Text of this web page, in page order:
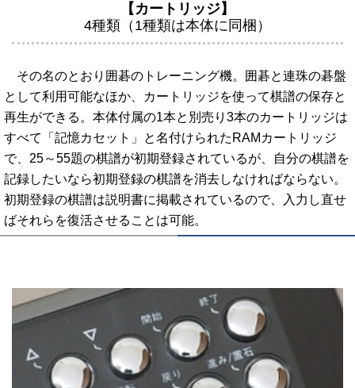
【カートリッジ】
4種類（1種類は本体に同梱）
その名のとおり囲碁のトレーニング機。囲碁と連珠の碁盤
として利用可能なほか、カートリッジを使って棋譜の保存と
再生ができる。本体付属の1本と別売り3本のカートリッジは
すべて「記憶カセット」と名付けられたRAMカートリッジ
で、25～55題の棋譜が初期登録されているが、自分の棋譜を
記録したいなら初期登録の棋譜を消去しなければならない。
初期登録の棋譜は説明書に掲載されているので、入力し直せ
ばそれらを復活させることは可能。